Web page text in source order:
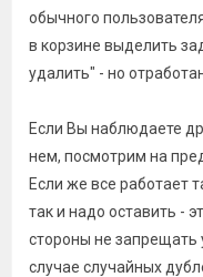
обычного
в корзине выделить
удалить" - но
Если Вы наблюдаете
нем, посмотрим на
Если же все работает
так и надо оставить -
стороны не запрещать
случае случайных